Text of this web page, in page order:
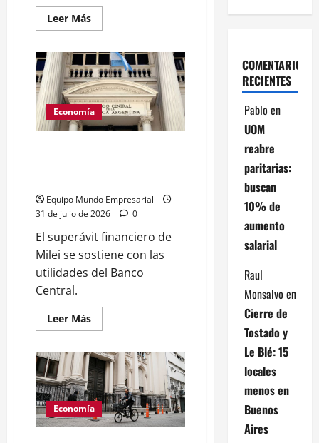
Leer MásLeer
más
Reforma
del
Banco
Central:
Milei
prohíbe
financiar
gasto
Economía
Equipo Mundo Empresarial
31 de julio de 2026
0
El superávit financiero de
Milei se sostiene con las
utilidades del Banco
Central.
Leer MásLeer
más
Milei:
superávit
financiero
depende
de
USD
24.200
millones
Economía
COMENTARIOS
RECIENTES
Pablo en
UOM
reabre
paritarias:
buscan
10% de
aumento
salarial
Raul
Monsalvo en
Cierre de
Tostado y
Le Blé: 15
locales
menos en
Buenos
Aires